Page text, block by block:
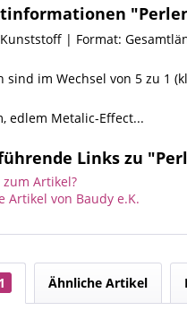
| Format:
sind im Wechsel von 5 zu 1
edlem Metalic-Effect...
Links zu
zum Artikel?
Artikel von Baudy e.K.
1 Ähnliche Artikel